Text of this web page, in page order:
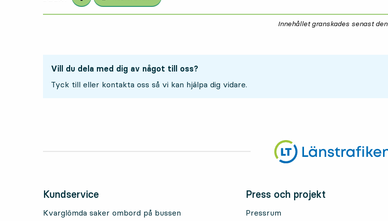
Innehållet granskades senast den
Vill du dela med dig av något till oss?
Tyck till eller kontakta oss så vi kan hjälpa dig vidare.
Kundservice
Kvarglömda saker ombord på bussen
Press och projekt
Pressrum